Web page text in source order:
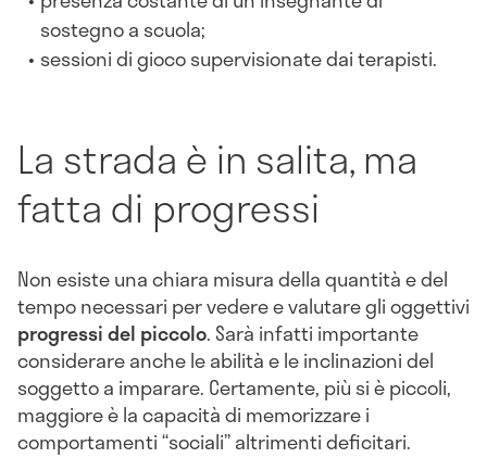
sostegno a scuola;
sessioni di gioco supervisionate dai terapisti.
La strada è in salita, ma
fatta di progressi
Non esiste una chiara misura della quantità e del
tempo necessari per vedere e valutare gli oggettivi
progressi del piccolo. Sarà infatti importante
considerare anche le abilità e le inclinazioni del
soggetto a imparare. Certamente, più si è piccoli,
maggiore è la capacità di memorizzare i
comportamenti “sociali” altrimenti deficitari.